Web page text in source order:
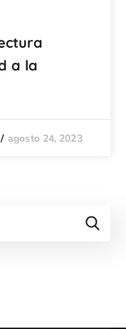
a la
agosto 24, 2023